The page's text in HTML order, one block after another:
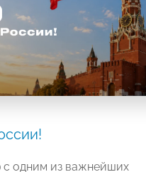
с одним из важнейших